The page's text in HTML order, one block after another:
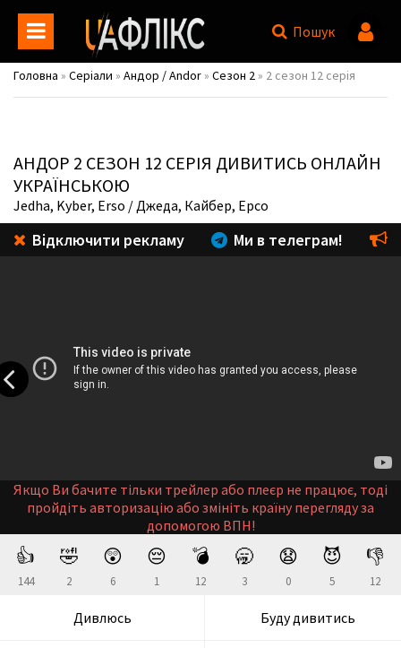
Пошук
Головна » Серіали » Андор / Andor » Сезон 2 » 2 сезон 12 серія
АНДОР 2 СЕЗОН 12 СЕРІЯ ДИВИТИСЬ ОНЛАЙН
УКРАЇНСЬКОЮ
Jedha, Kyber, Erso / Джеда, Кайбер, Ерсо
Відключити рекламу Ми в телеграм!
Якщо Ви бачите тільки трейлер або плеєр не працює, тоді
пройдіть авторизацію або змініть країну перегляду за
допомогою ВПН!
👍
144
🤣
2
😲
6
😔
1
💣
12
🥱
3
😧
0
😈
5
👎
12
Дивлюсь Буду дивитись